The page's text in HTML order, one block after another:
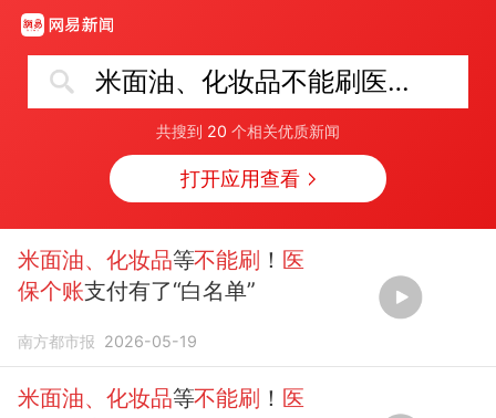
米面油、化妆品不能刷医保个账
共搜到 20 个相关优质新闻
打开应用查看
米面油、化妆品等不能刷 ！ 医
保个账支付有了“白名单”
南方都市报 2026-05-19
米面油、化妆品等不能刷 ！ 医